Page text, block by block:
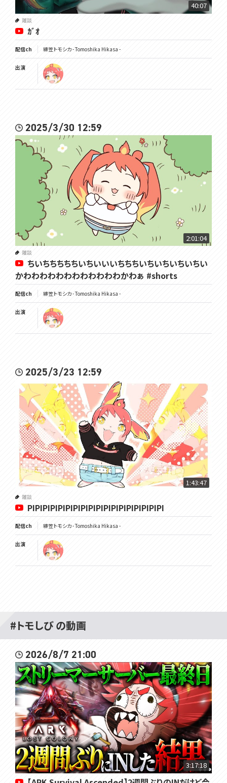
40:07
雑談
ｶﾞｵ
配信ch 緋笠トモシカ - Tomoshika Hikasa -
出演
2025/3/30 12:59
2:01:04
雑談
ちいちちちちちいちいいいちちちいちいちいちいちい
かわわわわわわわわわわわわかわぁ #shorts
配信ch 緋笠トモシカ - Tomoshika Hikasa -
出演
2025/3/23 12:59
1:43:47
雑談
PIPIPIPIPIPIPIPIPIPIPIPIPIPIPIPIPIPI
配信ch 緋笠トモシカ - Tomoshika Hikasa -
出演
#トモしび の動画
2026/8/7 21:00
3:17:18